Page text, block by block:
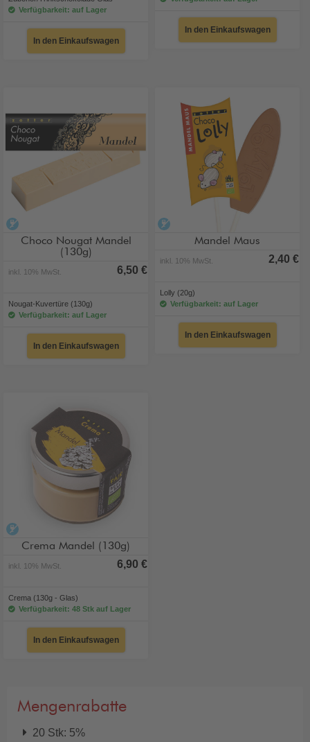
Verfügbarkeit: auf Lager
In den Einkaufswagen
In den Einkaufswagen
Choco Nougat Mandel
(130g)
inkl. 10% MwSt. 6,50 €
Nougat-Kuvertüre (130g)
Verfügbarkeit: auf Lager
In den Einkaufswagen
Mandel Maus
inkl. 10% MwSt. 2,40 €
Lolly (20g)
Verfügbarkeit: auf Lager
In den Einkaufswagen
Crema Mandel (130g)
inkl. 10% MwSt. 6,90 €
Crema (130g - Glas)
Verfügbarkeit: 48 Stk auf Lager
In den Einkaufswagen
Mengenrabatte
20 Stk: 5%